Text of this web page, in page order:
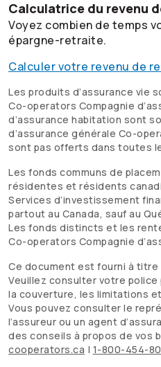
Calculatrice du revenu
Voyez combien de temps
épargne-retraite.
Calculer votre revenu de
Les produits d’assurance vie
Co-operators Compagnie
d’assurance habitation sont
d’assurance générale Co-
sont pas offerts dans toutes
Les fonds communs de
résidentes et résidents
Services d’investissement
partout au Canada, sauf au
Les fonds distincts et les
Co-operators Compagnie
Ce document est fourni à titre
Veuillez consulter votre
la couverture, les limitations
Vous pouvez consulter le
l’assureur ou un agent
des conseils à propos de vos
cooperators.ca | 1-800-454-